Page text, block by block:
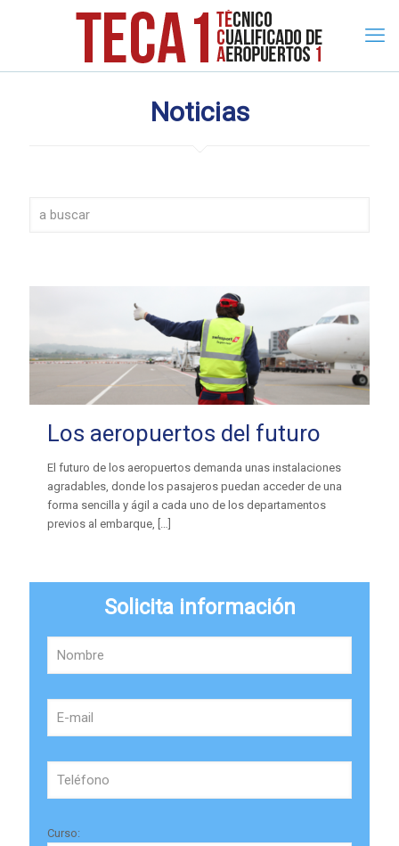
Noticias
Los aeropuertos del futuro
El futuro de los aeropuertos demanda unas instalaciones
agradables, donde los pasajeros puedan acceder de una
forma sencilla y ágil a cada uno de los departamentos
previos al embarque, […]
Solicita información
Curso: